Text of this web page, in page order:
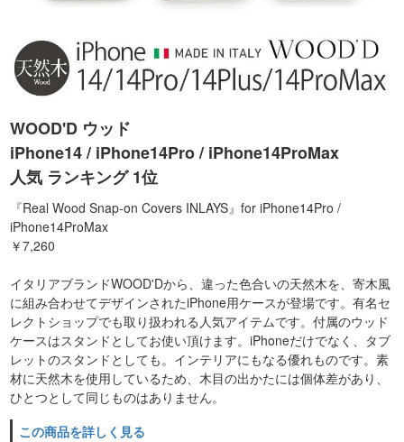
WOOD'D ウッド
iPhone14 / iPhone14Pro / iPhone14ProMax
人気 ランキング 1位
『Real Wood Snap-on Covers INLAYS』for iPhone14Pro /
iPhone14ProMax
￥7,260
イタリアブランドWOOD'Dから、違った色合いの天然木を、寄木風
に組み合わせてデザインされたiPhone用ケースが登場です。有名セ
レクトショップでも取り扱われる人気アイテムです。付属のウッド
ケースはスタンドとしてお使い頂けます。iPhoneだけでなく、タブ
レットのスタンドとしても。インテリアにもなる優れものです。素
材に天然木を使用しているため、木目の出かたには個体差があり、
ひとつとして同じものはありません。
この商品を詳しく見る